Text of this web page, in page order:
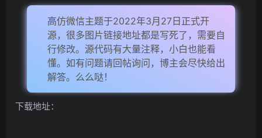
高仿微信主题于2022年3月27日正式开
源，很多图片链接地址都是写死了，需要自
行修改。源代码有大量注释，小白也能看
懂。如有问题请回帖询问，博主会尽快给出
解答。么么哒！
下载地址：